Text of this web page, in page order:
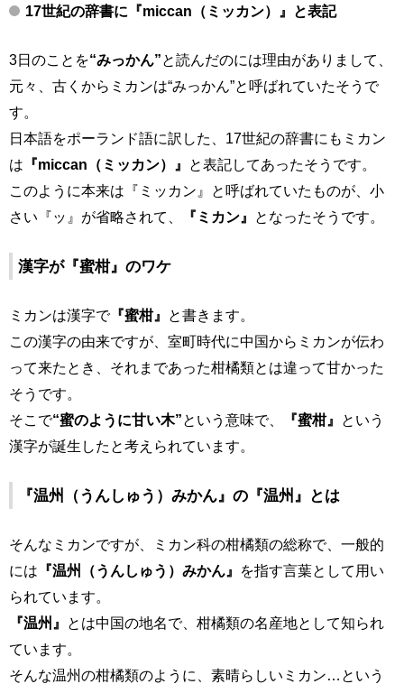
17世紀の辞書に 『miccan（ミッカン）』 と表記
3日のことを“みっかん”と読んだのには理由がありまして、
元々、古くからミカンは“みっかん”と呼ばれていたそうで
す。
日本語をポーランド語に訳した、17世紀の辞書にもミカン
は 『miccan（ミッカン）』
と表記してあったそうです。
このように本来は『ミッカン』と呼ばれていたものが、小
さい『ッ』が省略されて、
『ミカン』 となったそうです。
漢字が『蜜柑』のワケ
ミカンは漢字で『蜜柑』
と書きます。
この漢字の由来ですが、室町時代に中国からミカンが伝わ
って来たとき、それまであった柑橘類とは違って甘かった
そうです。
そこで“蜜のように甘い木”という意味で、 『蜜柑』
という
漢字が誕生したと考えられています。
『温州（うんしゅう）みかん』の『温州』とは
そんなミカンですが、ミカン科の柑橘類の総称で、一般的
には 『温州（うんしゅう）みかん』
を指す言葉として用い
られています。
『温州』
とは中国の地名で、柑橘類の名産地として知られ
ています。
そんな温州の柑橘類のように、素晴らしいミカン…という